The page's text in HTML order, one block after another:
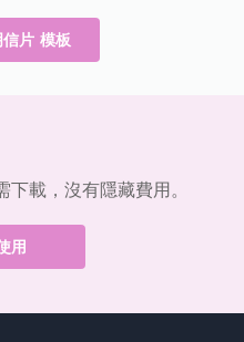
片 模板
載，沒有隱藏費用。
用